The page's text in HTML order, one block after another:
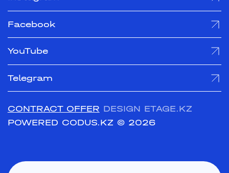
Facebook
YouTube
Telegram
CONTRACT OFFER DESIGN ETAGE.KZ
POWERED CODUS.KZ © 2026